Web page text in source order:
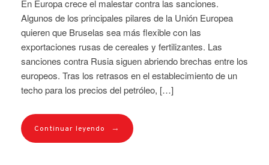
En Europa crece el malestar contra las sanciones.
Algunos de los principales pilares de la Unión Europea
quieren que Bruselas sea más flexible con las
exportaciones rusas de cereales y fertilizantes. Las
sanciones contra Rusia siguen abriendo brechas entre los
europeos. Tras los retrasos en el establecimiento de un
techo para los precios del petróleo, […]
Continuar leyendo →